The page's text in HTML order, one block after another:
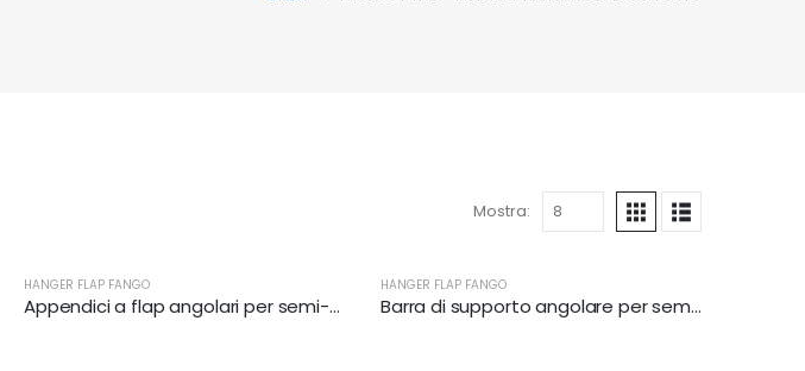
Mostra:
HANGER FLAP FANGO
Appendici a flap angolari per semi-camion pesanti | XKJ-MFH-Q1C
HANGER FLAP FANGO
Barra di supporto angolare per semirimorchi | XKJ-MFH-S2C